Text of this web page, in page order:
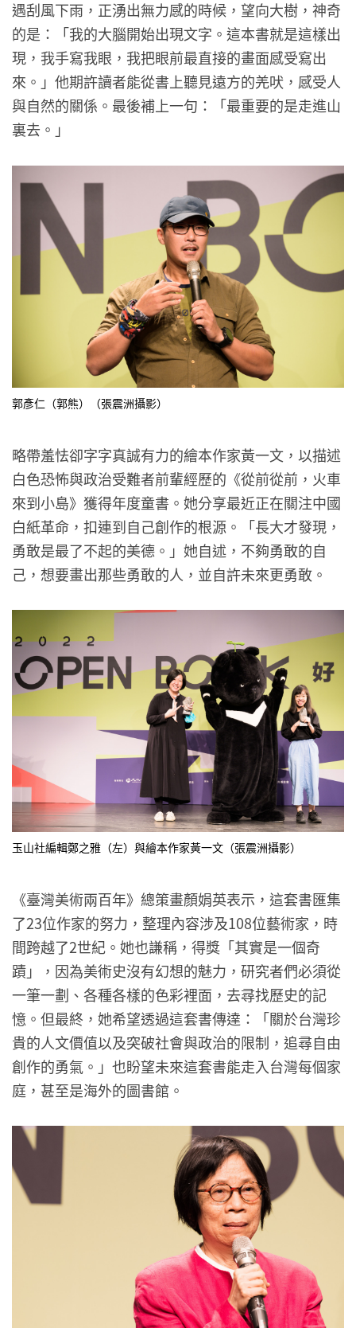
遇刮風下雨，正湧出無力感的時候，望向大樹，神奇
的是：「我的大腦開始出現文字。這本書就是這樣出
現，我手寫我眼，我把眼前最直接的畫面感受寫出
來。」他期許讀者能從書上聽見遠方的羌吠，感受人
與自然的關係。最後補上一句：「最重要的是走進山
裏去。」
郭彥仁（郭熊）（張震洲攝影）
略帶羞怯卻字字真誠有力的繪本作家黃一文，以描述
白色恐怖與政治受難者前輩經歷的《從前從前，火車
來到小島》獲得年度童書。她分享最近正在關注中國
白紙革命，扣連到自己創作的根源。「長大才發現，
勇敢是最了不起的美德。」她自述，不夠勇敢的自
己，想要畫出那些勇敢的人，並自許未來更勇敢。
玉山社編輯鄭之雅（左）與繪本作家黃一文（張震洲攝影）
《臺灣美術兩百年》總策畫顏娟英表示，這套書匯集
了23位作家的努力，整理內容涉及108位藝術家，時
間跨越了2世紀。她也謙稱，得獎「其實是一個奇
蹟」，因為美術史沒有幻想的魅力，研究者們必須從
一筆一劃、各種各樣的色彩裡面，去尋找歷史的記
憶。但最終，她希望透過這套書傳達：「關於台灣珍
貴的人文價值以及突破社會與政治的限制，追尋自由
創作的勇氣。」也盼望未來這套書能走入台灣每個家
庭，甚至是海外的圖書館。